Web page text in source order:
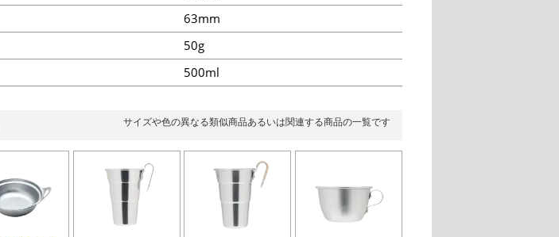
63mm
50g
500ml
サイズや色の異なる類似商品あるいは関連する商品の一覧です